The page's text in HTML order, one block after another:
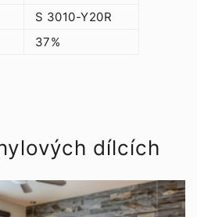
S 3010-Y20R
37%
dílcích